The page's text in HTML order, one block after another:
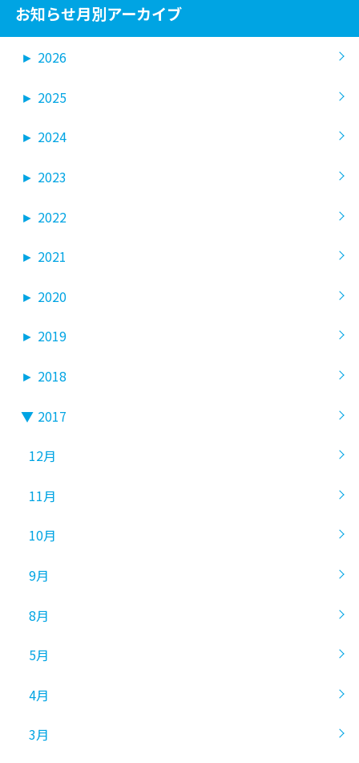
お知らせ月別アーカイブ
► 2026
► 2025
► 2024
► 2023
► 2022
► 2021
► 2020
► 2019
► 2018
▼ 2017
12月
11月
10月
9月
8月
5月
4月
3月